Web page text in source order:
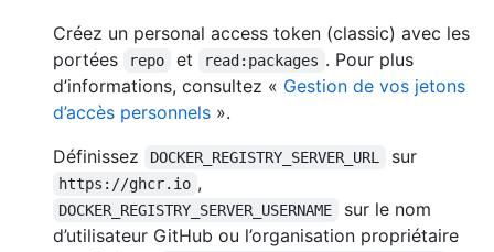
Créez un personal access token (classic) avec les
portées
repo et read:packages . Pour plus
d’informations, consultez « Gestion de vos jetons
d’accès personnels ».
Définissez
DOCKER_REGISTRY_SERVER_URL sur
https://ghcr.io ,
DOCKER_REGISTRY_SERVER_USERNAME
sur le nom
d’utilisateur GitHub ou l’organisation propriétaire